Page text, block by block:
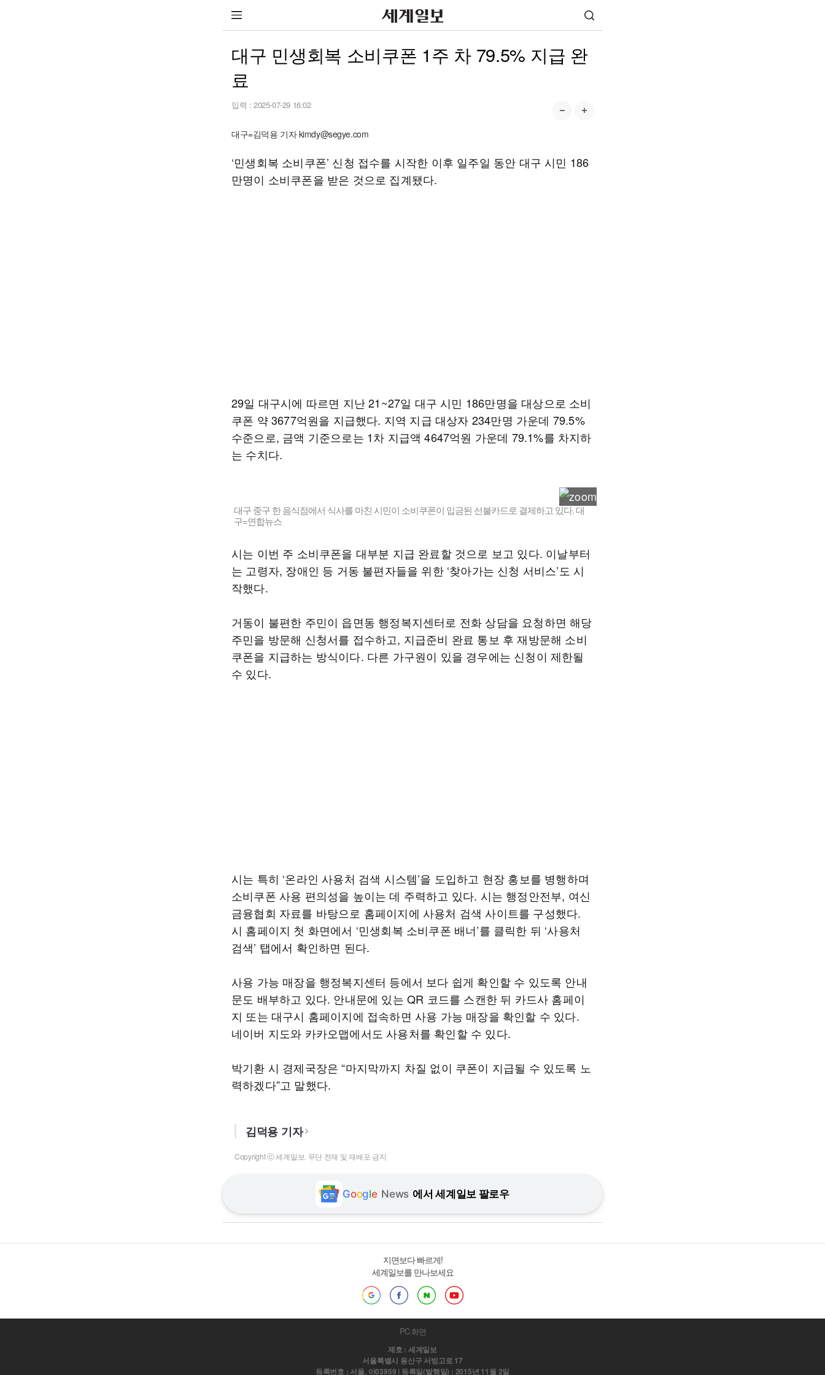
대구 민생회복 소비쿠폰 1주 차 79.5% 지급 완
료
입력 : 2025-07-29 16:02
대구=김덕용 기자 kimdy@segye.com
‘민생회복 소비쿠폰’ 신청 접수를 시작한 이후 일주일 동안 대구 시민 186
만명이 소비쿠폰을 받은 것으로 집계됐다.
29일 대구시에 따르면 지난 21~27일 대구 시민 186만명을 대상으로 소비
쿠폰 약 3677억원을 지급했다. 지역 지급 대상자 234만명 가운데 79.5%
수준으로, 금액 기준으로는 1차 지급액 4647억원 가운데 79.1%를 차지하
는 수치다.
대구 중구 한 음식점에서 식사를 마친 시민이 소비쿠폰이 입금된 선불카드로 결제하고 있다. 대
구=연합뉴스
시는 이번 주 소비쿠폰을 대부분 지급 완료할 것으로 보고 있다. 이날부터
는 고령자, 장애인 등 거동 불편자들을 위한 ‘찾아가는 신청 서비스’도 시
작했다.
거동이 불편한 주민이 읍면동 행정복지센터로 전화 상담을 요청하면 해당
주민을 방문해 신청서를 접수하고, 지급준비 완료 통보 후 재방문해 소비
쿠폰을 지급하는 방식이다. 다른 가구원이 있을 경우에는 신청이 제한될
수 있다.
시는 특히 ‘온라인 사용처 검색 시스템’을 도입하고 현장 홍보를 병행하며
소비쿠폰 사용 편의성을 높이는 데 주력하고 있다. 시는 행정안전부, 여신
금융협회 자료를 바탕으로 홈페이지에 사용처 검색 사이트를 구성했다.
시 홈페이지 첫 화면에서 ‘민생회복 소비쿠폰 배너’를 클릭한 뒤 ‘사용처
검색’ 탭에서 확인하면 된다.
사용 가능 매장을 행정복지센터 등에서 보다 쉽게 확인할 수 있도록 안내
문도 배부하고 있다. 안내문에 있는 QR 코드를 스캔한 뒤 카드사 홈페이
지 또는 대구시 홈페이지에 접속하면 사용 가능 매장을 확인할 수 있다.
네이버 지도와 카카오맵에서도 사용처를 확인할 수 있다.
박기환 시 경제국장은 “마지막까지 차질 없이 쿠폰이 지급될 수 있도록 노
력하겠다”고 말했다.
김덕용 기자
Copyright ⓒ 세계일보. 무단 전재 및 재배포 금지
Google News 에서 세계일보 팔로우
지면보다 빠르게!
세계일보를 만나보세요
PC 화면
제호 : 세계일보
서울특별시 용산구 서빙고로 17
등록번호 : 서울, 아03959 | 등록일(발행일) : 2015년 11월 2일